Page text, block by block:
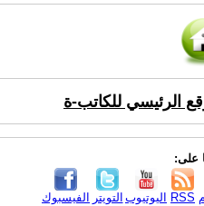
الرئيسي للكاتب-ة
على:
الفيسبوك التويتر اليوتيوب RSS